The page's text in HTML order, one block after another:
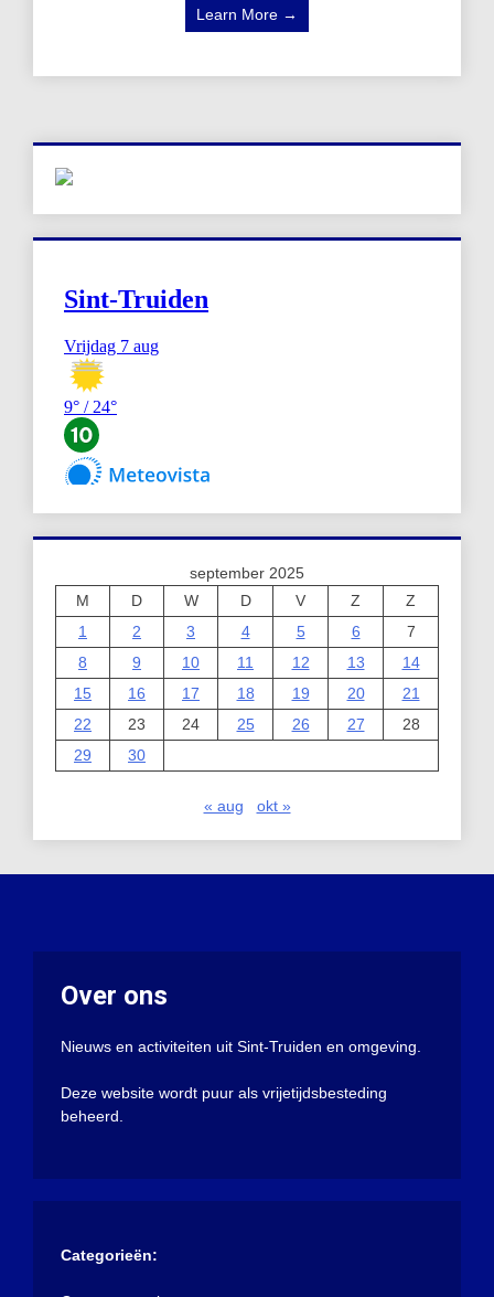
Learn More →
september 2025
M
D W D V Z
Z
1
2 3 4 5 6
7
8
9 10 11 12 13
14
15
16 17 18 19 20
21
22
23 24 25 26 27
28
29
30
« aug okt »
Over ons
Nieuws en activiteiten uit Sint-Truiden en omgeving.
Deze website wordt puur als vrijetijdsbesteding
beheerd.
Categorieën: